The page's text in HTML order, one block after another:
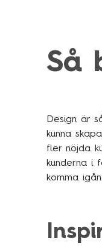
Så
Design är
kunna
fler nöjda
kunderna i
komma